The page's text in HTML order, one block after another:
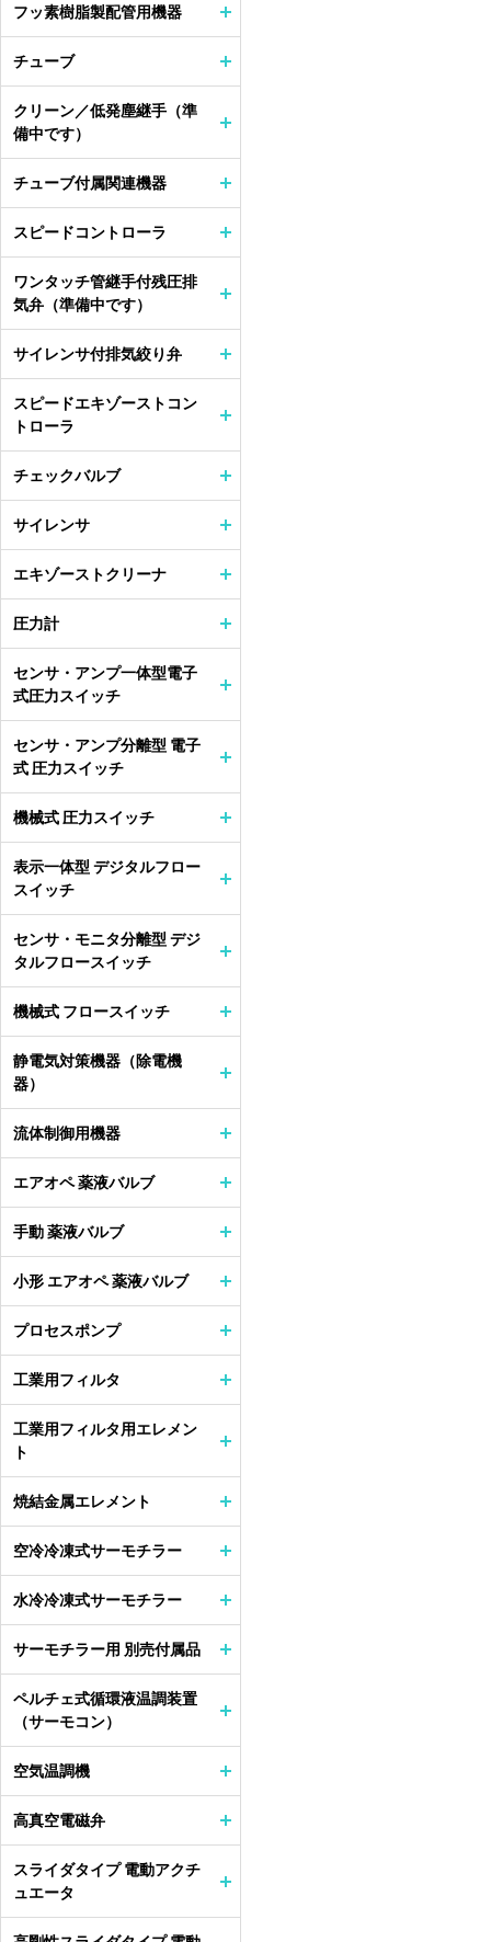
フッ素樹脂製配管用機器
チューブ
クリーン／低発塵継手（準
備中です）
チューブ付属関連機器
スピードコントローラ
ワンタッチ管継手付残圧排
気弁（準備中です）
サイレンサ付排気絞り弁
スピードエキゾーストコン
トローラ
チェックバルブ
サイレンサ
エキゾーストクリーナ
圧力計
センサ・アンプ一体型電子
式圧力スイッチ
センサ・アンプ分離型 電子
式 圧力スイッチ
機械式 圧力スイッチ
表示一体型 デジタルフロー
スイッチ
センサ・モニタ分離型 デジ
タルフロースイッチ
機械式 フロースイッチ
静電気対策機器（除電機
器）
流体制御用機器
エアオペ 薬液バルブ
手動 薬液バルブ
小形 エアオペ 薬液バルブ
プロセスポンプ
工業用フィルタ
工業用フィルタ用エレメン
ト
焼結金属エレメント
空冷冷凍式サーモチラー
水冷冷凍式サーモチラー
サーモチラー用 別売付属品
ペルチェ式循環液温調装置
（サーモコン）
空気温調機
高真空電磁弁
スライダタイプ 電動アクチ
ュエータ